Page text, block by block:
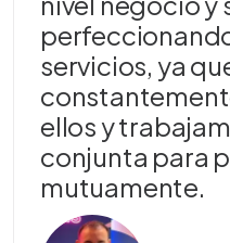
servicios, ya
ellos y
conjunta para
mutuamente.